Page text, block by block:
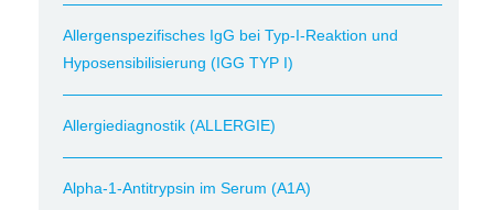
Allergenspezifisches IgG bei Typ-I-Reaktion und
Hyposensibilisierung (IGG TYP I)
Allergiediagnostik (ALLERGIE)
Alpha-1-Antitrypsin im Serum (A1A)